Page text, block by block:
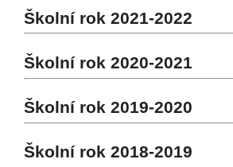
Školní rok 2021-2022
Školní rok 2020-2021
Školní rok 2019-2020
Školní rok 2018-2019